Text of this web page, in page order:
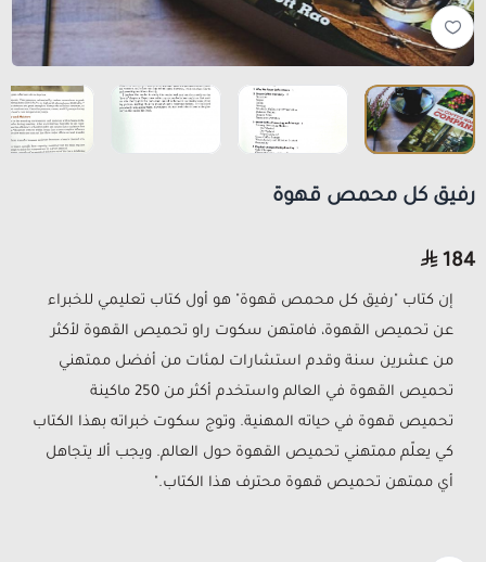
رفيق كل محمص قهوة
184
إن كتاب "رفيق كل محمص قهوة" هو أول كتاب تعليمي للخبراء
عن تحميص القهوة، فامتهن سكوت راو تحميص القهوة لأكثر
من عشرين سنة وقدم استشارات لمئات من أفضل ممتهني
تحميص القهوة في العالم واستخدم أكثر من 250 ماكينة
تحميص قهوة في حياته المهنية. وتوج سكوت خبراته بهذا الكتاب
كي يعلّم ممتهني تحميص القهوة حول العالم. ويجب ألا يتجاهل
أي ممتهن تحميص قهوة محترف هذا الكتاب."